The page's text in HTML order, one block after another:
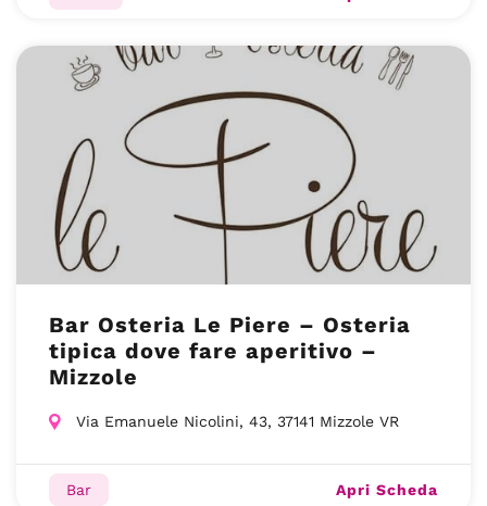
Bar Osteria Le Piere – Osteria
tipica dove fare aperitivo –
Mizzole
Via Emanuele Nicolini, 43, 37141 Mizzole VR
Bar Apri Scheda